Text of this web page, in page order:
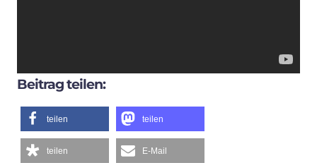
Beitrag teilen:
teilen teilen
teilen E-Mail